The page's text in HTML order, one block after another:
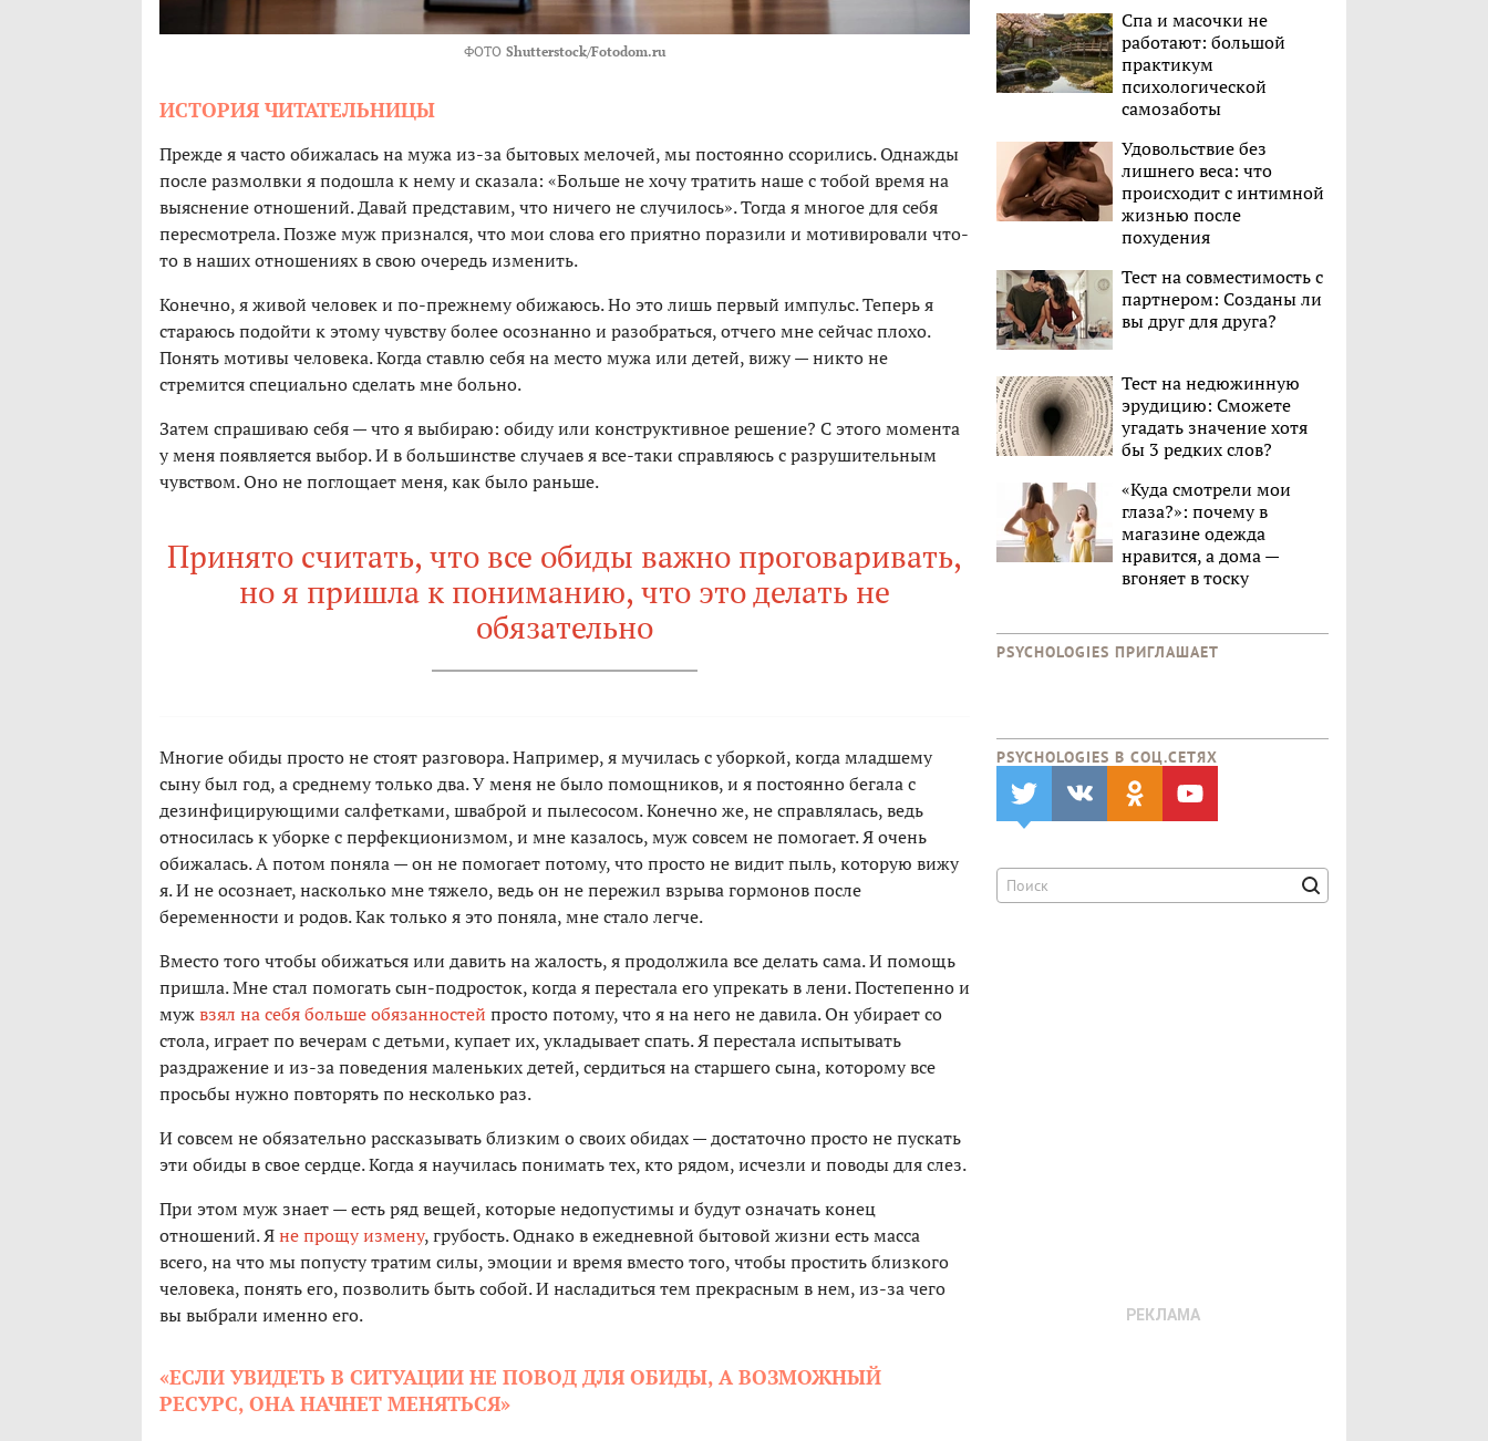
ФОТО Shutterstock/Fotodom.ru
ИСТОРИЯ ЧИТАТЕЛЬНИЦЫ
Прежде я часто обижалась на мужа из-за бытовых мелочей, мы постоянно ссорились. Однажды
после размолвки я подошла к нему и сказала: «Больше не хочу тратить наше с тобой время на
выяснение отношений. Давай представим, что ничего не случилось». Тогда я многое для себя
пересмотрела. Позже муж признался, что мои слова его приятно поразили и мотивировали что-
то в наших отношениях в свою очередь изменить.
Конечно, я живой человек и по-прежнему обижаюсь. Но это лишь первый импульс. Теперь я
стараюсь подойти к этому чувству более осознанно и разобраться, отчего мне сейчас плохо.
Понять мотивы человека. Когда ставлю себя на место мужа или детей, вижу — никто не
стремится специально сделать мне больно.
Затем спрашиваю себя — что я выбираю: обиду или конструктивное решение? С этого момента
у меня появляется выбор. И в большинстве случаев я все-таки справляюсь с разрушительным
чувством. Оно не поглощает меня, как было раньше.
Принято считать, что все обиды важно проговаривать,
но я пришла к пониманию, что это делать не
обязательно
Многие обиды просто не стоят разговора. Например, я мучилась с уборкой, когда младшему
сыну был год, а среднему только два. У меня не было помощников, и я постоянно бегала с
дезинфицирующими салфетками, шваброй и пылесосом. Конечно же, не справлялась, ведь
относилась к уборке с перфекционизмом, и мне казалось, муж совсем не помогает. Я очень
обижалась. А потом поняла — он не помогает потому, что просто не видит пыль, которую вижу
я. И не осознает, насколько мне тяжело, ведь он не пережил взрыва гормонов после
беременности и родов. Как только я это поняла, мне стало легче.
Вместо того чтобы обижаться или давить на жалость, я продолжила все делать сама. И помощь
пришла. Мне стал помогать сын-подросток, когда я перестала его упрекать в лени. Постепенно и
мужвзял на себя больше обязанностей просто потому, что я на него не давила. Он убирает со
стола, играет по вечерам с детьми, купает их, укладывает спать. Я перестала испытывать
раздражение и из-за поведения маленьких детей, сердиться на старшего сына, которому все
просьбы нужно повторять по несколько раз.
И совсем не обязательно рассказывать близким о своих обидах — достаточно просто не пускать
эти обиды в свое сердце. Когда я научилась понимать тех, кто рядом, исчезли и поводы для слез.
При этом муж знает — есть ряд вещей, которые недопустимы и будут означать конец
отношений. Яне прощу измену, грубость. Однако в ежедневной бытовой жизни есть масса
всего, на что мы попусту тратим силы, эмоции и время вместо того, чтобы простить близкого
человека, понять его, позволить быть собой. И насладиться тем прекрасным в нем, из-за чего
вы выбрали именно его.
«ЕСЛИ УВИДЕТЬ В СИТУАЦИИ НЕ ПОВОД ДЛЯ ОБИДЫ, А ВОЗМОЖНЫЙ
РЕСУРС, ОНА НАЧНЕТ МЕНЯТЬСЯ»
Спа и масочки не
работают: большой
практикум
психологической
самозаботы
Удовольствие без
лишнего веса: что
происходит с интимной
жизнью после
похудения
Тест на совместимость с
партнером: Созданы ли
вы друг для друга?
Тест на недюжинную
эрудицию: Сможете
угадать значение хотя
бы 3 редких слов?
«Куда смотрели мои
глаза?»: почему в
магазине одежда
нравится, а дома —
вгоняет в тоску
PSYCHOLOGIES ПРИГЛАШАЕТ
PSYCHOLOGIES В CОЦ.СЕТЯХ